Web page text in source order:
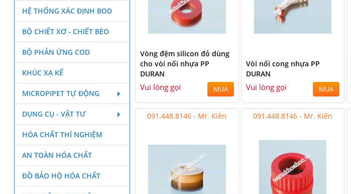
Vòng đệm silicon đỏ dùng
cho vòi nối nhựa PP
DURAN
Vui lòng gọi MUA
Vòi nối cong nhựa PP
DURAN
Vui lòng gọi MUA
091.448.8146 - Mr. Kiên 091.448.8146 - Mr. Kiên
HỆ THỐNG XÁC ĐỊNH BOD
BỘ CHIẾT XƠ - CHIẾT BÉO
BỘ PHẢN ỨNG COD
KHÚC XẠ KẾ
MICROPIPET TỰ ĐỘNG
DỤNG CỤ - VẬT TƯ
HÓA CHẤT THÍ NGHIỆM
AN TOÀN HÓA CHẤT
ĐỒ BẢO HỘ HÓA CHẤT